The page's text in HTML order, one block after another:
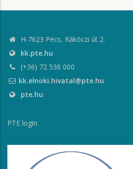
H-7623 Pécs, Rákóczi út 2.
kk.pte.hu
(+36) 72 536 000
kk.elnoki.hivatal@pte.hu
pte.hu
PTE login